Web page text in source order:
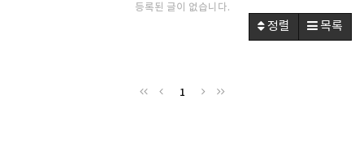
등록된 글이 없습니다.
정렬 목록
1